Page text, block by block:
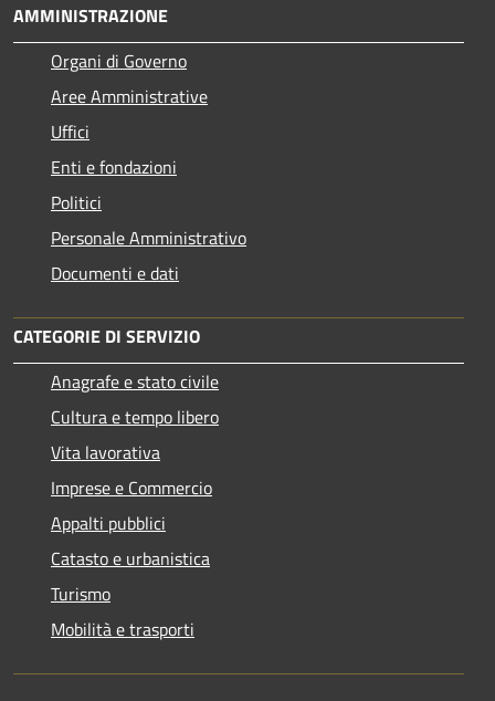
AMMINISTRAZIONE
Organi di Governo
Aree Amministrative
Uffici
Enti e fondazioni
Politici
Personale Amministrativo
Documenti e dati
CATEGORIE DI SERVIZIO
Anagrafe e stato civile
Cultura e tempo libero
Vita lavorativa
Imprese e Commercio
Appalti pubblici
Catasto e urbanistica
Turismo
Mobilità e trasporti